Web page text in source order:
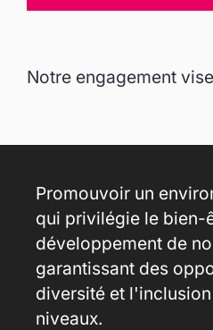
Notre engagement
Promouvoir un
qui privilégie le bien-
développement de
garantissant des
diversité et
niveaux.